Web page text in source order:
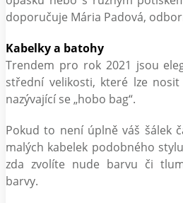
doporučuje Mária Padová,
Kabelky a batohy
Trendem pro rok 2021 jsou
střední velikosti, které lze
nazývající se „hobo bag“.
Pokud to není úplně váš šálek
malých kabelek podobného
zda zvolíte nude barvu či
barvy.